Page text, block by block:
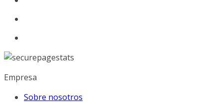
Empresa
Sobre nosotros